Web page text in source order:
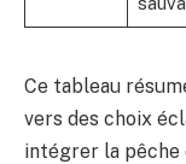
Ce tableau
vers des choix
intégrer la pêche